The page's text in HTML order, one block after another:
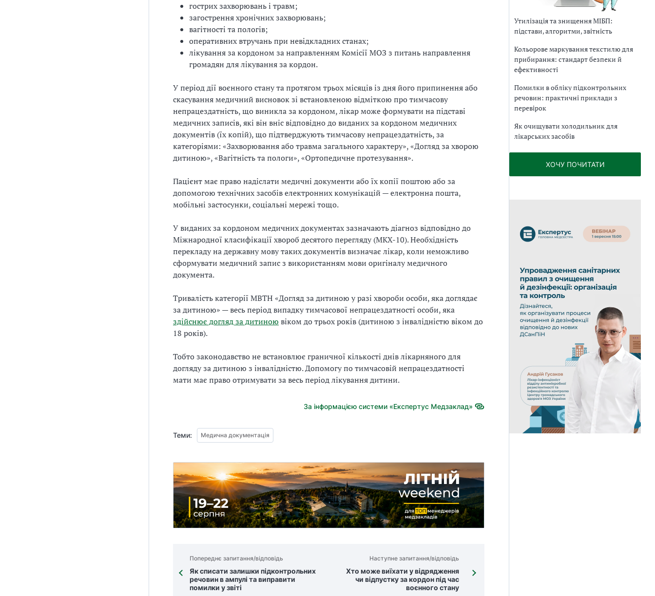
гострих захворювань і травм;
загострення хронічних захворювань;
вагітності та пологів;
оперативних втручань при невідкладних станах;
лікування за кордоном за направленням Комісії МОЗ з питань направлення
громадян для лікування за кордон.
У період дії воєнного стану та протягом трьох місяців із дня його припинення або
скасування медичний висновок зі встановленою відміткою про тимчасову
непрацездатність, що виникла за кордоном, лікар може формувати на підставі
медичних записів, які він вніс відповідно до виданих за кордоном медичних
документів (їх копій), що підтверджують тимчасову непрацездатність, за
категоріями: «Захворювання або травма загального характеру», «Догляд за хворою
дитиною», «Вагітність та пологи», «Ортопедичне протезування».
Пацієнт має право надіслати медичні документи або їх копії поштою або за
допомогою технічних засобів електронних комунікацій — електронна пошта,
мобільні застосунки, соціальні мережі тощо.
У виданих за кордоном медичних документах зазначають діагноз відповідно до
Міжнародної класифікації хвороб десятого перегляду (МКХ-10). Необхідність
перекладу на державну мову таких документів визначає лікар, коли неможливо
сформувати медичний запис з використанням мови оригіналу медичного
документа.
Тривалість категорії МВТН «Догляд за дитиною у разі хвороби особи, яка доглядає
за дитиною» — весь період випадку тимчасової непрацездатності особи, яка
здійснює догляд за дитиною віком до трьох років (дитиною з інвалідністю віком до
18 років).
Тобто законодавство не встановлює граничної кількості днів лікарняного для
догляду за дитиною з інвалідністю. Допомогу по тимчасовій непрацездатності
мати має право отримувати за весь період лікування дитини.
За інформацією системи «Експертус Медзаклад»
Теми: Медична документація
Попереднє запитання/відповідь
Як списати залишки підконтрольних
речовин в ампулі та виправити
помилки у звіті
Наступне запитання/відповідь
Хто може виїхати у відрядження
чи відпустку за кордон під час
воєнного стану
Утилізація та знищення МІБП:
підстави, алгоритми, звітність
Кольорове маркування текстилю для
прибирання: стандарт безпеки й
ефективності
Помилки в обліку підконтрольних
речовин: практичні приклади з
перевірок
Як очищувати холодильник для
лікарських засобів
ХОЧУ ПОЧИТАТИ